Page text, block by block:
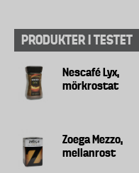
PRODUKTER I TESTET
Nescafé Lyx,
mörkrostat
Zoega Mezzo,
mellanrost